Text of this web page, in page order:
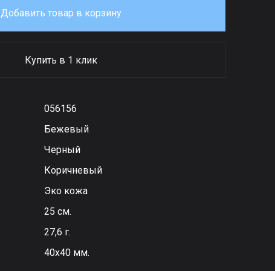
Добавить товар в корзину
Купить в 1 клик
056156
Бежевый
Черный
Коричневый
Эко кожа
25 см.
27,6 г.
40х40 мм.